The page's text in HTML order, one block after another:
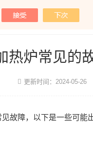
热炉常见的
更新时间：2024-05-26
故障，以下是一些可能